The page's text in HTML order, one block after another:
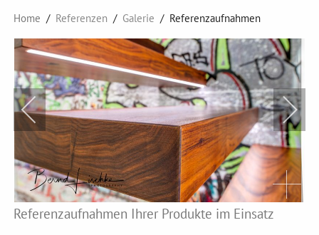
Home Referenzen Galerie Referenzaufnahmen
Referenzaufnahmen Ihrer Produkte im Einsatz